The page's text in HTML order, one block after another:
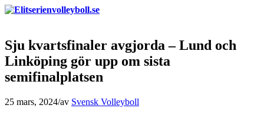
Sju kvartsfinaler avgjorda – Lund och
Linköping gör upp om sista
semifinalplatsen
25 mars, 2024/av Svensk Volleyboll